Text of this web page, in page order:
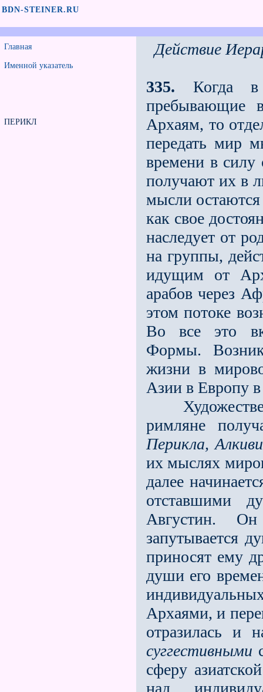
BDN-STEINER.RU
Главная
Именной указатель
ПЕРИКЛ
Действие
335. Когда в
пребывающие
Архаям, то
передать мир
времени в
получают их в
мысли
как своe
наследует от
на группы,
идущим от
арабов через
этом потоке
Во всe это
Формы.
жизни в
Азии в Европу
римляне
Перикла,
их мыслях
далее
отставшими
Августин.
запутывается
приносят ему
души его
Архаями, и
отразилась и
суггестивными
сферу
над